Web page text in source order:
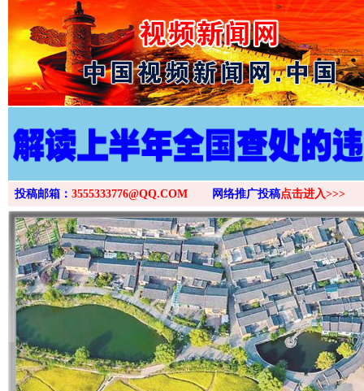
>
投稿邮箱： 3555333776@QQ.COM 网络推广投稿点击进入>>>